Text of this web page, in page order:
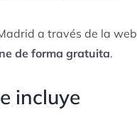
a través de la web
de forma gratuita.
incluye